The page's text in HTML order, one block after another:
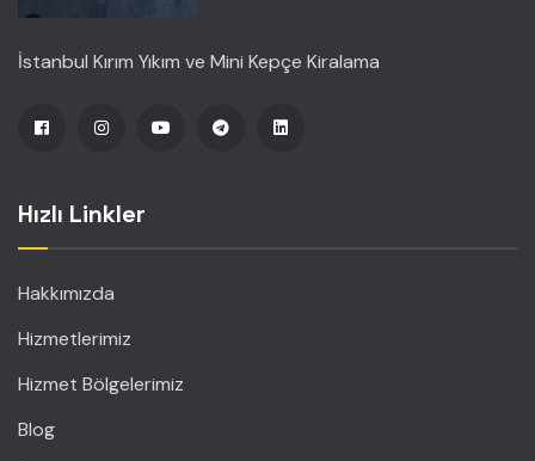
İstanbul Kırım Yıkım ve Mini Kepçe Kiralama
Hızlı Linkler
Hakkımızda
Hizmetlerimiz
Hizmet Bölgelerimiz
Blog